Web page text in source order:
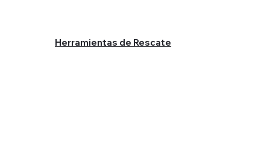
Herramientas de Rescate